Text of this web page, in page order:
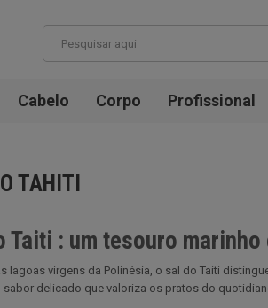
Cabelo Corpo Profissional
TAHITI
Taiti : um tesouro
lagoas virgens da Polinésia, o sal do Taiti
sabor delicado que valoriza os pratos do